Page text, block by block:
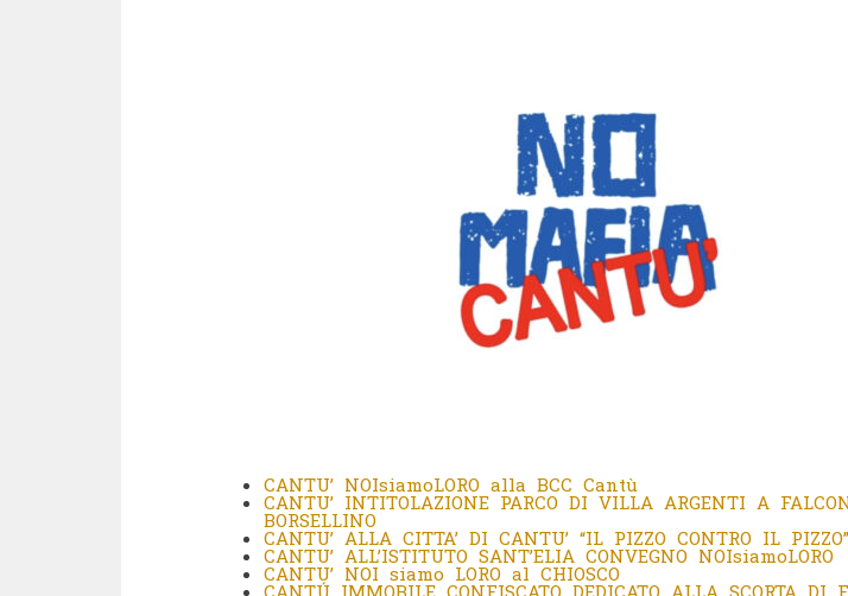
CANTU’ NOIsiamoLORO alla BCC Cantù
CANTU’ INTITOLAZIONE PARCO DI VILLA ARGENTI A
BORSELLINO
CANTU’ ALLA CITTA’ DI CANTU’ “IL PIZZO CONTRO IL PIZZO”
CANTU’ ALL’ISTITUTO SANT’ELIA CONVEGNO NOIsiamoLORO
CANTU’ NOI siamo LORO al CHIOSCO